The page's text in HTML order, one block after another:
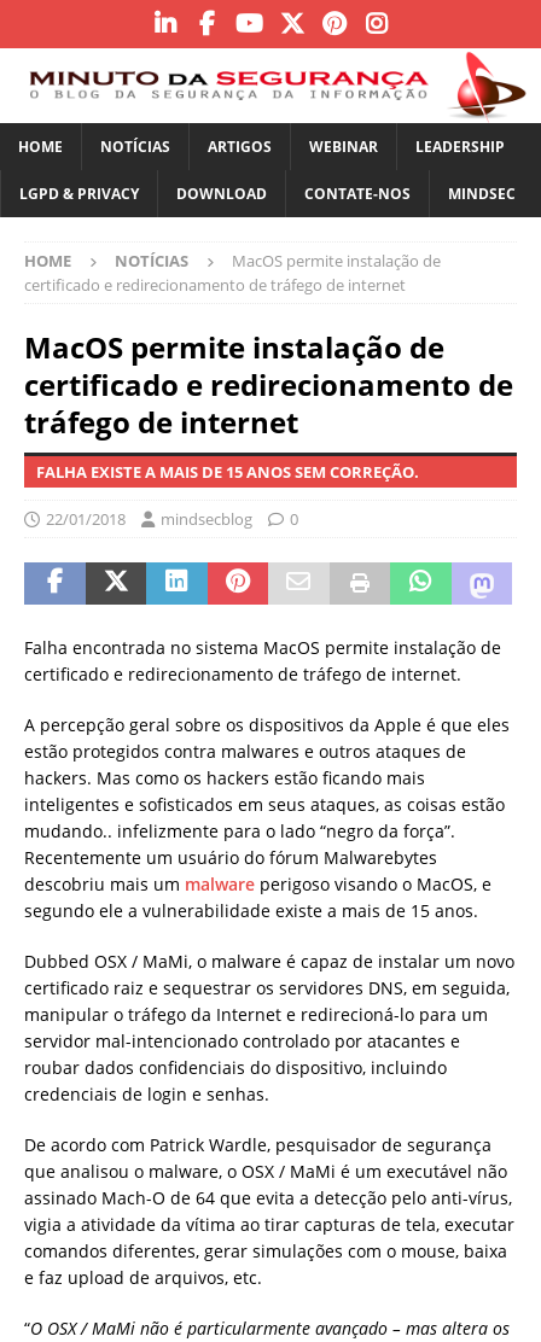
HOME NOTÍCIAS ARTIGOS WEBINAR LEADERSHIP
LGPD & PRIVACY DOWNLOAD CONTATE-NOS MINDSEC
HOME NOTÍCIAS
MacOS permite instalação de
certificado e redirecionamento de tráfego de internet
MacOS permite instalação de
certificado e redirecionamento de
tráfego de internet
FALHA EXISTE A MAIS DE 15 ANOS SEM CORREÇÃO.
22/01/2018 mindsecblog 0
Falha encontrada no sistema MacOS permite instalação de
certificado e redirecionamento de tráfego de internet.
A percepção geral sobre os dispositivos da Apple é que eles
estão protegidos contra malwares e outros ataques de
hackers. Mas como os hackers estão ficando mais
inteligentes e sofisticados em seus ataques, as coisas estão
mudando.. infelizmente para o lado “negro da força”.
Recentemente um usuário do fórum Malwarebytes
descobriu mais um malware perigoso visando o MacOS, e
segundo ele a vulnerabilidade existe a mais de 15 anos.
Dubbed OSX / MaMi, o malware é capaz de instalar um novo
certificado raiz e sequestrar os servidores DNS, em seguida,
manipular o tráfego da Internet e redirecioná-lo para um
servidor mal-intencionado controlado por atacantes e
roubar dados confidenciais do dispositivo, incluindo
credenciais de login e senhas.
De acordo com Patrick Wardle, pesquisador de segurança
que analisou o malware, o OSX / MaMi é um executável não
assinado Mach-O de 64 que evita a detecção pelo anti-vírus,
vigia a atividade da vítima ao tirar capturas de tela, executar
comandos diferentes, gerar simulações com o mouse, baixa
e faz upload de arquivos, etc.
“O OSX / MaMi não é particularmente avançado – mas altera os